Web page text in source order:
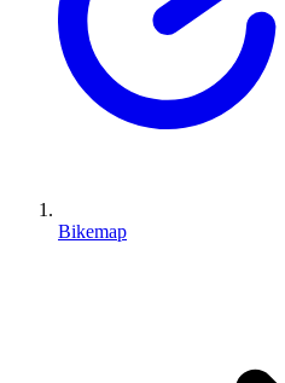
Bikemap